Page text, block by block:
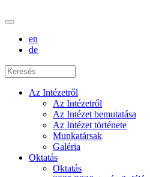
en
de
Az Intézetről
Az Intézetről
Az Intézet bemutatása
Az Intézet története
Munkatársak
Galéria
Oktatás
Oktatás